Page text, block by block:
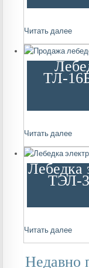
Читать далее
ТЛ-
Читать далее
Лебедка
ТЭЛ-
Читать далее
Недавно